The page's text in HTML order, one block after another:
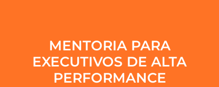
MENTORIA PARA
EXECUTIVOS DE ALTA
PERFORMANCE